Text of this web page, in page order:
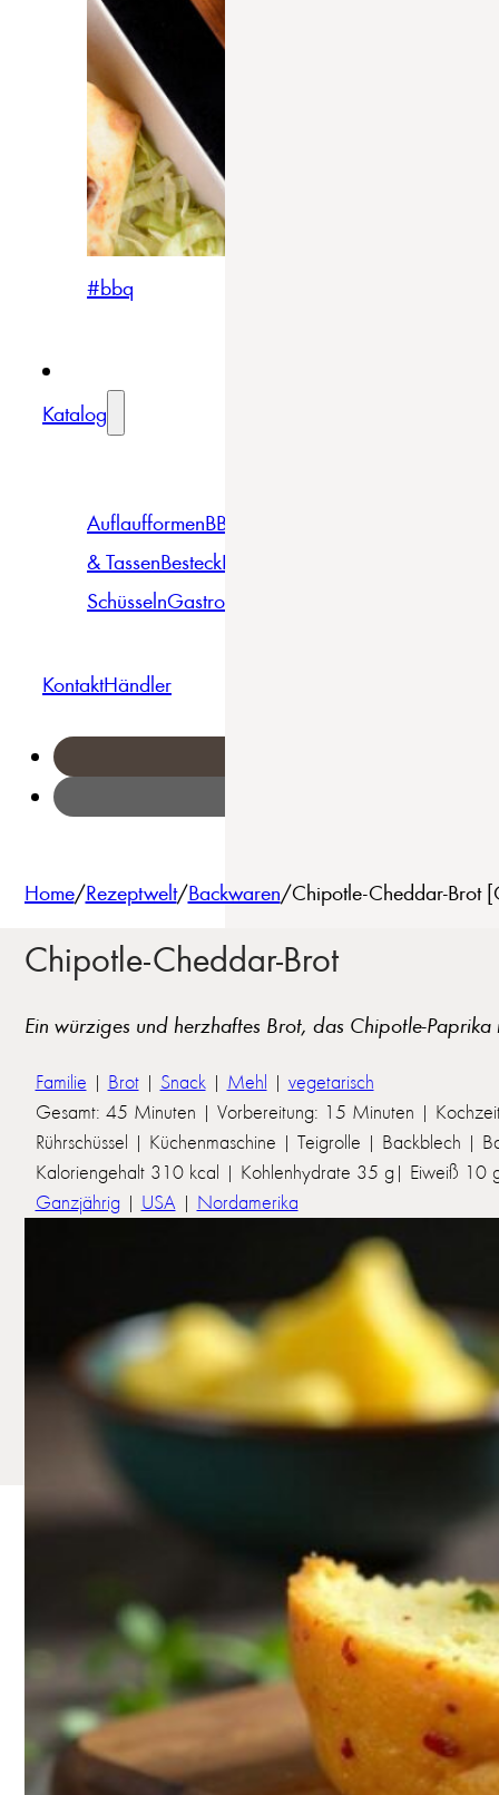
#bbq
Katalog
AuflaufformenBBQ
& TassenBesteckBowls &
SchüsselnGastro
KontaktHändler
Home/Rezeptwelt/Backwaren/Chipotle-Cheddar-Brot
Chipotle-Cheddar-Brot
Ein würziges und herzhaftes Brot, das Chipotle-
Familie | Brot| Snack| Mehl | vegetarisch
Gesamt: 45 Minuten | Vorbereitung: 15 Minuten |
Rührschüssel | Küchenmaschine | Teigrolle | Backblech |
Kaloriengehalt 310 kcal | Kohlenhydrate 35 g| Eiweiß 10
Ganzjährig | USA | Nordamerika